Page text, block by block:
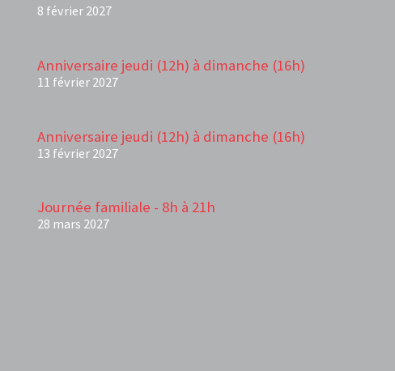
8 février 2027
Anniversaire jeudi (12h) à dimanche (16h)
11 février 2027
Anniversaire jeudi (12h) à dimanche (16h)
13 février 2027
Journée familiale - 8h à 21h
28 mars 2027